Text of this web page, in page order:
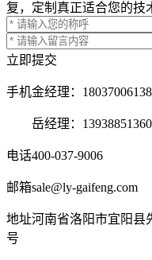
复，定制真正适合您的技
立即提交
手机金经理：
岳经理：
电话400-037-9006
邮箱sale@ly-gaifeng.com
地址河南省洛阳市宜阳县
号